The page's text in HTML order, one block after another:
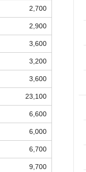
2,700
2,900
3,600
3,200
3,600
23,100
6,600
6,000
6,700
9,700